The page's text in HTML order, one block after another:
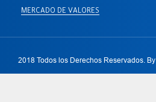
MERCADO DE VALORES
2018 Todos los Derechos Reservados. By